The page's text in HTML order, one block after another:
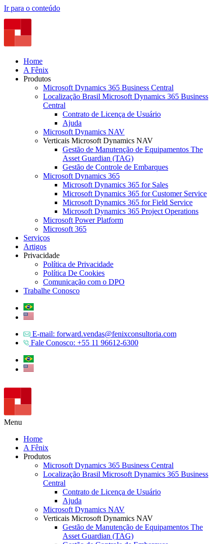
Ir para o conteúdo
Home
A Fênix
Produtos
Microsoft Dynamics 365 Business Central
Localização Brasil Microsoft Dynamics 365 Business
Central
Contrato de Licença de Usuário
Ajuda
Microsoft Dynamics NAV
Verticais Microsoft Dynamics NAV
Gestão de Manutenção de Equipamentos The
Asset Guardian (TAG)
Gestão de Controle de Embarques
Microsoft Dynamics 365
Microsoft Dynamics 365 for Sales
Microsoft Dynamics 365 for Customer Service
Microsoft Dynamics 365 for Field Service
Microsoft Dynamics 365 Project Operations
Microsoft Power Platform
Microsoft 365
Serviços
Artigos
Privacidade
Política de Privacidade
Política De Cookies
Comunicação com o DPO
Trabalhe Conosco
E-mail: forward.vendas@fenixconsultoria.com
Fale Conosco: +55 11 96612-6300
Menu
Home
A Fênix
Produtos
Microsoft Dynamics 365 Business Central
Localização Brasil Microsoft Dynamics 365 Business
Central
Contrato de Licença de Usuário
Ajuda
Microsoft Dynamics NAV
Verticais Microsoft Dynamics NAV
Gestão de Manutenção de Equipamentos The
Asset Guardian (TAG)